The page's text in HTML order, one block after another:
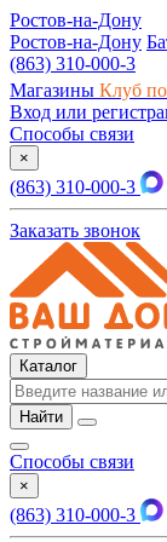
Ростов-на-Дону
Ростов-на-Дону
(863) 310-000-3
Магазины Клуб
Вход или
Способы связи
×
(863) 310-000-3
Заказать звонок
Каталог
Найти
Способы связи
×
(863) 310-000-3